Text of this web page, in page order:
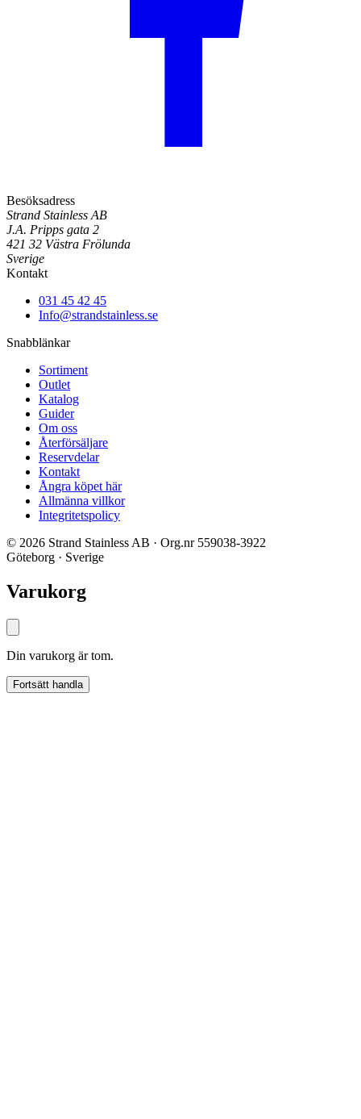
Besöksadress
Strand Stainless AB
J.A. Pripps gata 2
421 32 Västra Frölunda
Sverige
Kontakt
031 45 42 45
Info@strandstainless.se
Snabblänkar
Sortiment
Outlet
Katalog
Guider
Om oss
Återförsäljare
Reservdelar
Kontakt
Ångra köpet här
Allmänna villkor
Integritetspolicy
© 2026 Strand Stainless AB · Org.nr 559038-3922
Göteborg · Sverige
Varukorg
Din varukorg är tom.
Fortsätt handla